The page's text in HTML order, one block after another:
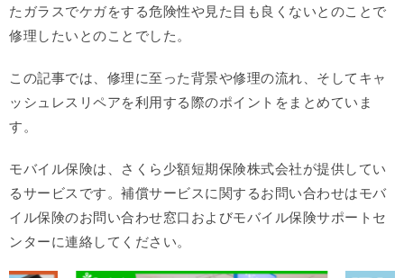
たガラスでケガをする危険性や見た目も良くないとのことで
修理したいとのことでした。
この記事では、修理に至った背景や修理の流れ、そしてキャ
ッシュレスリペアを利用する際のポイントをまとめていま
す。
モバイル保険は、さくら少額短期保険株式会社が提供してい
るサービスです。補償サービスに関するお問い合わせはモバ
イル保険のお問い合わせ窓口およびモバイル保険サポートセ
ンターに連絡してください。